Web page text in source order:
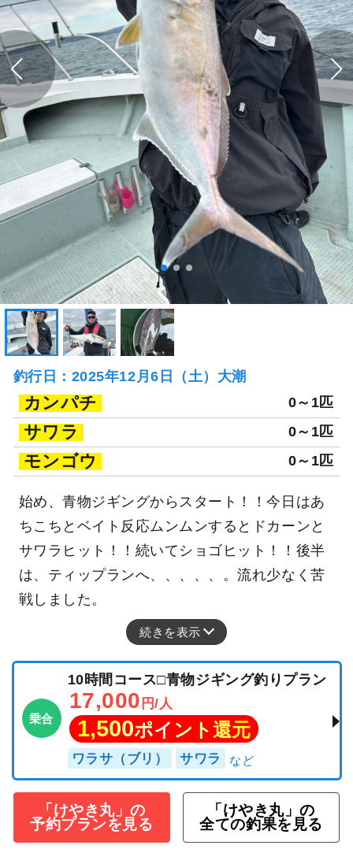
釣行日：2025年12月6日（土）大潮
カンパチ 0～1匹
サワラ 0～1匹
モンゴウ 0～1匹
始め、青物ジギングからスタート！！今日はあ
ちこちとベイト反応ムンムンするとドカーンと
サワラヒット！！続いてショゴヒット！！後半
は、ティップランへ、、、、、。流れ少なく苦
戦しました。
続きを表示
乗合
10時間コース□青物ジギング釣りプラン
17,000 円/人
1,500ポイント還元
ワラサ（ブリ） サワラ
「けやき丸」の
予約プランを見る
「けやき丸」の
全ての釣果を見る